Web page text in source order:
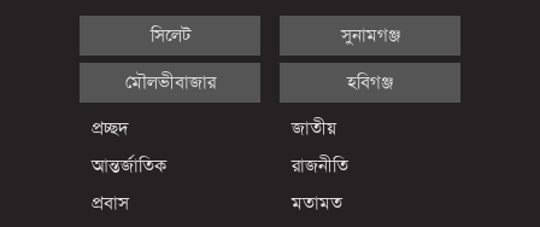
সিলেট সুনামগঞ্জ
মৌলভীবাজার হবিগঞ্জ
প্রচ্ছদ
জাতীয়
আন্তর্জাতিক
রাজনীতি
প্রবাস
মতামত